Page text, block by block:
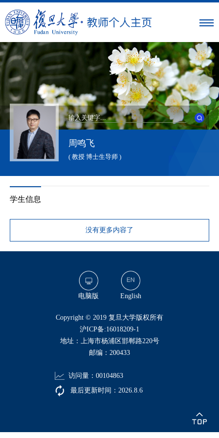
周鸣飞
( 教授 博士生导师 )
学生信息
没有更多内容了
电脑版 English
​Copyright © 2019 复旦大学版权所有
沪ICP备:16018209-1
地址：上海市杨浦区邯郸路220号
邮编：200433
访问量： 00104863
最后更新时间： 2026 8 6